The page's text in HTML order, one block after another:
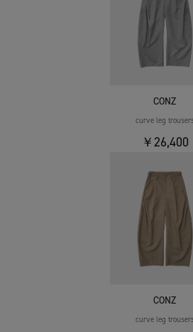
CONZ
curve leg
￥26,400
CONZ
curve leg